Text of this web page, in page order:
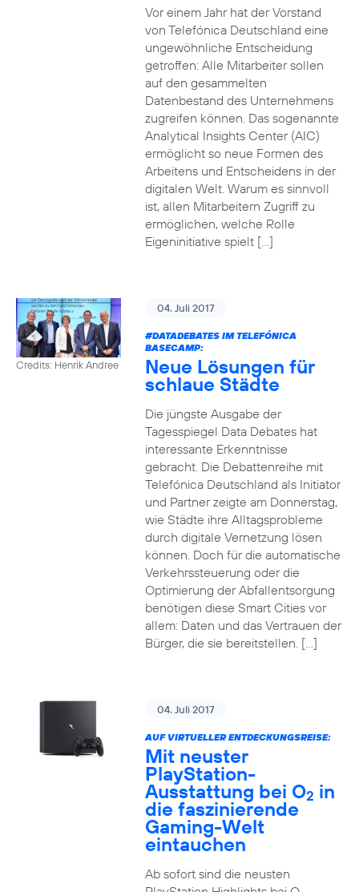
Vor einem Jahr hat der Vorstand
von Telefónica Deutschland eine
ungewöhnliche Entscheidung
getroffen: Alle Mitarbeiter sollen
auf den gesammelten
Datenbestand des Unternehmens
zugreifen können. Das sogenannte
Analytical Insights Center (AIC)
ermöglicht so neue Formen des
Arbeitens und Entscheidens in der
digitalen Welt. Warum es sinnvoll
ist, allen Mitarbeitern Zugriff zu
ermöglichen, welche Rolle
Eigeninitiative spielt […]
Credits: Henrik Andree
04. Juli 2017
#DATADEBATESIM TELEFÓNICA
BASECAMP:
Neue Lösungen für
schlaue Städte
Die jüngste Ausgabe der
Tagesspiegel Data Debates hat
interessante Erkenntnisse
gebracht. Die Debattenreihe mit
Telefónica Deutschland als Initiator
und Partner zeigte am Donnerstag,
wie Städte ihre Alltagsprobleme
durch digitale Vernetzung lösen
können. Doch für die automatische
Verkehrssteuerung oder die
Optimierung der Abfallentsorgung
benötigen diese Smart Cities vor
allem: Daten und das Vertrauen der
Bürger, die sie bereitstellen. […]
04. Juli 2017
AUF VIRTUELLER ENTDECKUNGSREISE:
Mit neuster
PlayStation-
Ausstattung bei O2 in
die faszinierende
Gaming-Welt
eintauchen
Ab sofort sind die neusten